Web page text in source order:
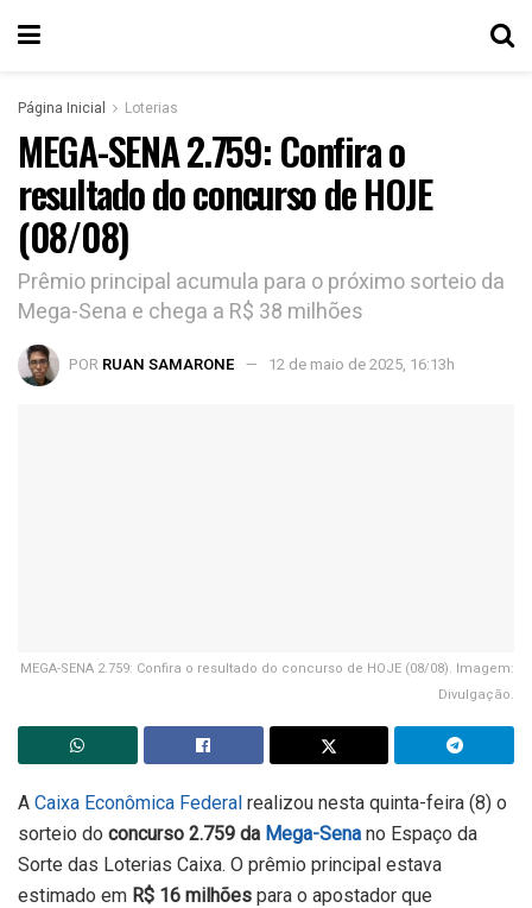
Página Inicial Loterias
MEGA-SENA 2.759: Confira o
resultado do concurso de HOJE
(08/08)
Prêmio principal acumula para o próximo sorteio da
Mega-Sena e chega a R$ 38 milhões
POR RUAN SAMARONE 12 de maio de 2025, 16:13h
MEGA-SENA 2.759: Confira o resultado do concurso de HOJE (08/08). Imagem:
Divulgação.
A Caixa Econômica Federal realizou nesta quinta-feira (8) o
sorteio do concurso 2.759 da Mega-Sena no Espaço da
Sorte das Loterias Caixa. O prêmio principal estava
estimado em R$ 16 milhões para o apostador que